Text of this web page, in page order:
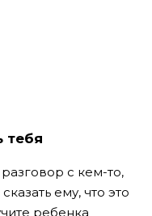
тебя
с кем-то,
ему, что это
ребенка